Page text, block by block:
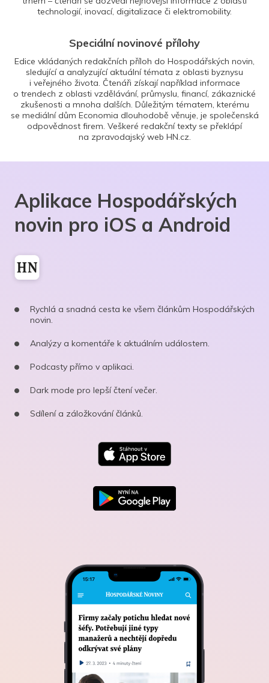
technologií, inovací, digitalizace či elektromobility.
Speciální novinové přílohy
Edice vkládaných redakčních příloh do Hospodářských novin,
sledující a analyzující aktuální témata z oblasti byznysu
i veřejného života. Čtenáři získají například informace
o trendech z oblasti vzdělávání, průmyslu, financí, zákaznické
zkušenosti a mnoha dalších. Důležitým tématem, kterému
se mediální dům Economia dlouhodobě věnuje, je společenská
odpovědnost firem. Veškeré redakční texty se překlápí
na zpravodajský web HN.cz.
Aplikace Hospodářských
novin pro iOS a Android
Rychlá a snadná cesta ke všem článkům Hospodářských
novin.
Analýzy a komentáře k aktuálním událostem.
Podcasty přímo v aplikaci.
Dark mode pro lepší čtení večer.
Sdílení a záložkování článků.